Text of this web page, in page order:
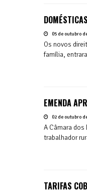
05 de outubro
Os novos
família,
EMENDA
02 de outubro
A Câmara
trabalhador
TARIFAS